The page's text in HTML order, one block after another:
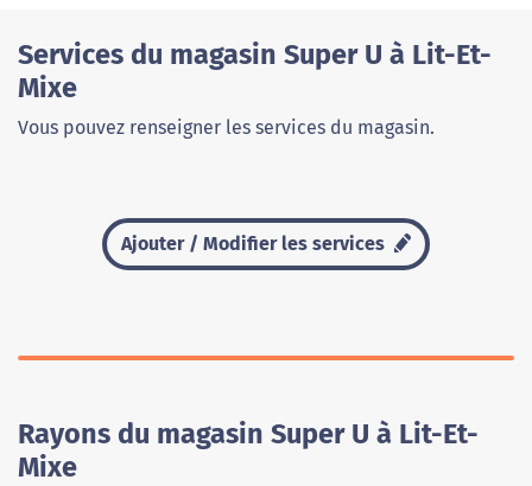
Services du magasin Super U à Lit-Et-
Mixe
Vous pouvez renseigner les services du magasin.
Ajouter / Modifier les services
Rayons du magasin Super U à Lit-Et-
Mixe